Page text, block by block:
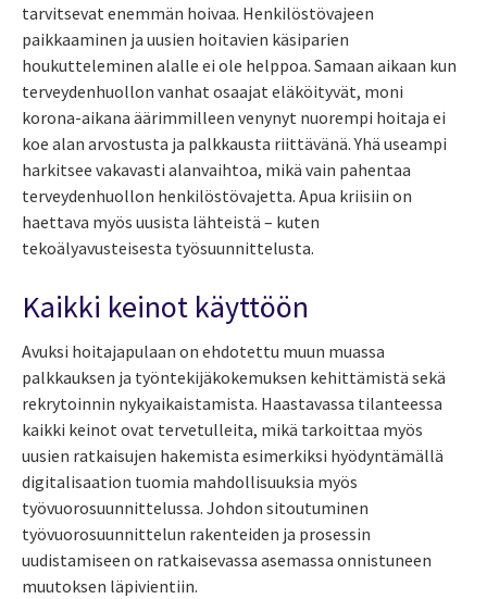
tarvitsevat enemmän hoivaa. Henkilöstövajeen
paikkaaminen ja uusien hoitavien käsiparien
houkutteleminen alalle ei ole helppoa. Samaan aikaan kun
terveydenhuollon vanhat osaajat eläköityvät, moni
korona-aikana äärimmilleen venynyt nuorempi hoitaja ei
koe alan arvostusta ja palkkausta riittävänä. Yhä useampi
harkitsee vakavasti alanvaihtoa, mikä vain pahentaa
terveydenhuollon henkilöstövajetta. Apua kriisiin on
haettava myös uusista lähteistä – kuten
tekoälyavusteisesta työsuunnittelusta.
Kaikki keinot käyttöön
Avuksi hoitajapulaan on ehdotettu muun muassa
palkkauksen ja työntekijäkokemuksen kehittämistä sekä
rekrytoinnin nykyaikaistamista. Haastavassa tilanteessa
kaikki keinot ovat tervetulleita, mikä tarkoittaa myös
uusien ratkaisujen hakemista esimerkiksi hyödyntämällä
digitalisaation tuomia mahdollisuuksia myös
työvuorosuunnittelussa. Johdon sitoutuminen
työvuorosuunnittelun rakenteiden ja prosessin
uudistamiseen on ratkaisevassa asemassa onnistuneen
muutoksen läpivientiin.